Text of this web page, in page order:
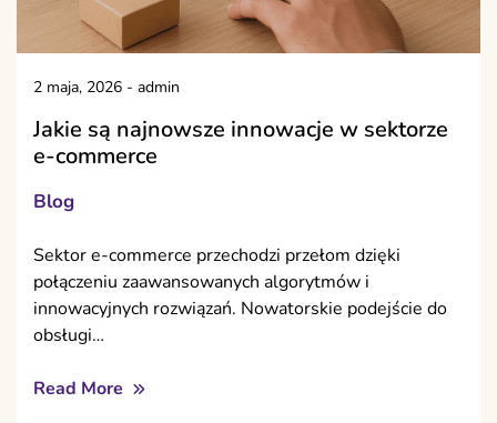
2 maja, 2026 - admin
Jakie są najnowsze innowacje w sektorze
e-commerce
Blog
Sektor e-commerce przechodzi przełom dzięki
połączeniu zaawansowanych algorytmów i
innowacyjnych rozwiązań. Nowatorskie podejście do
obsługi…
Read More